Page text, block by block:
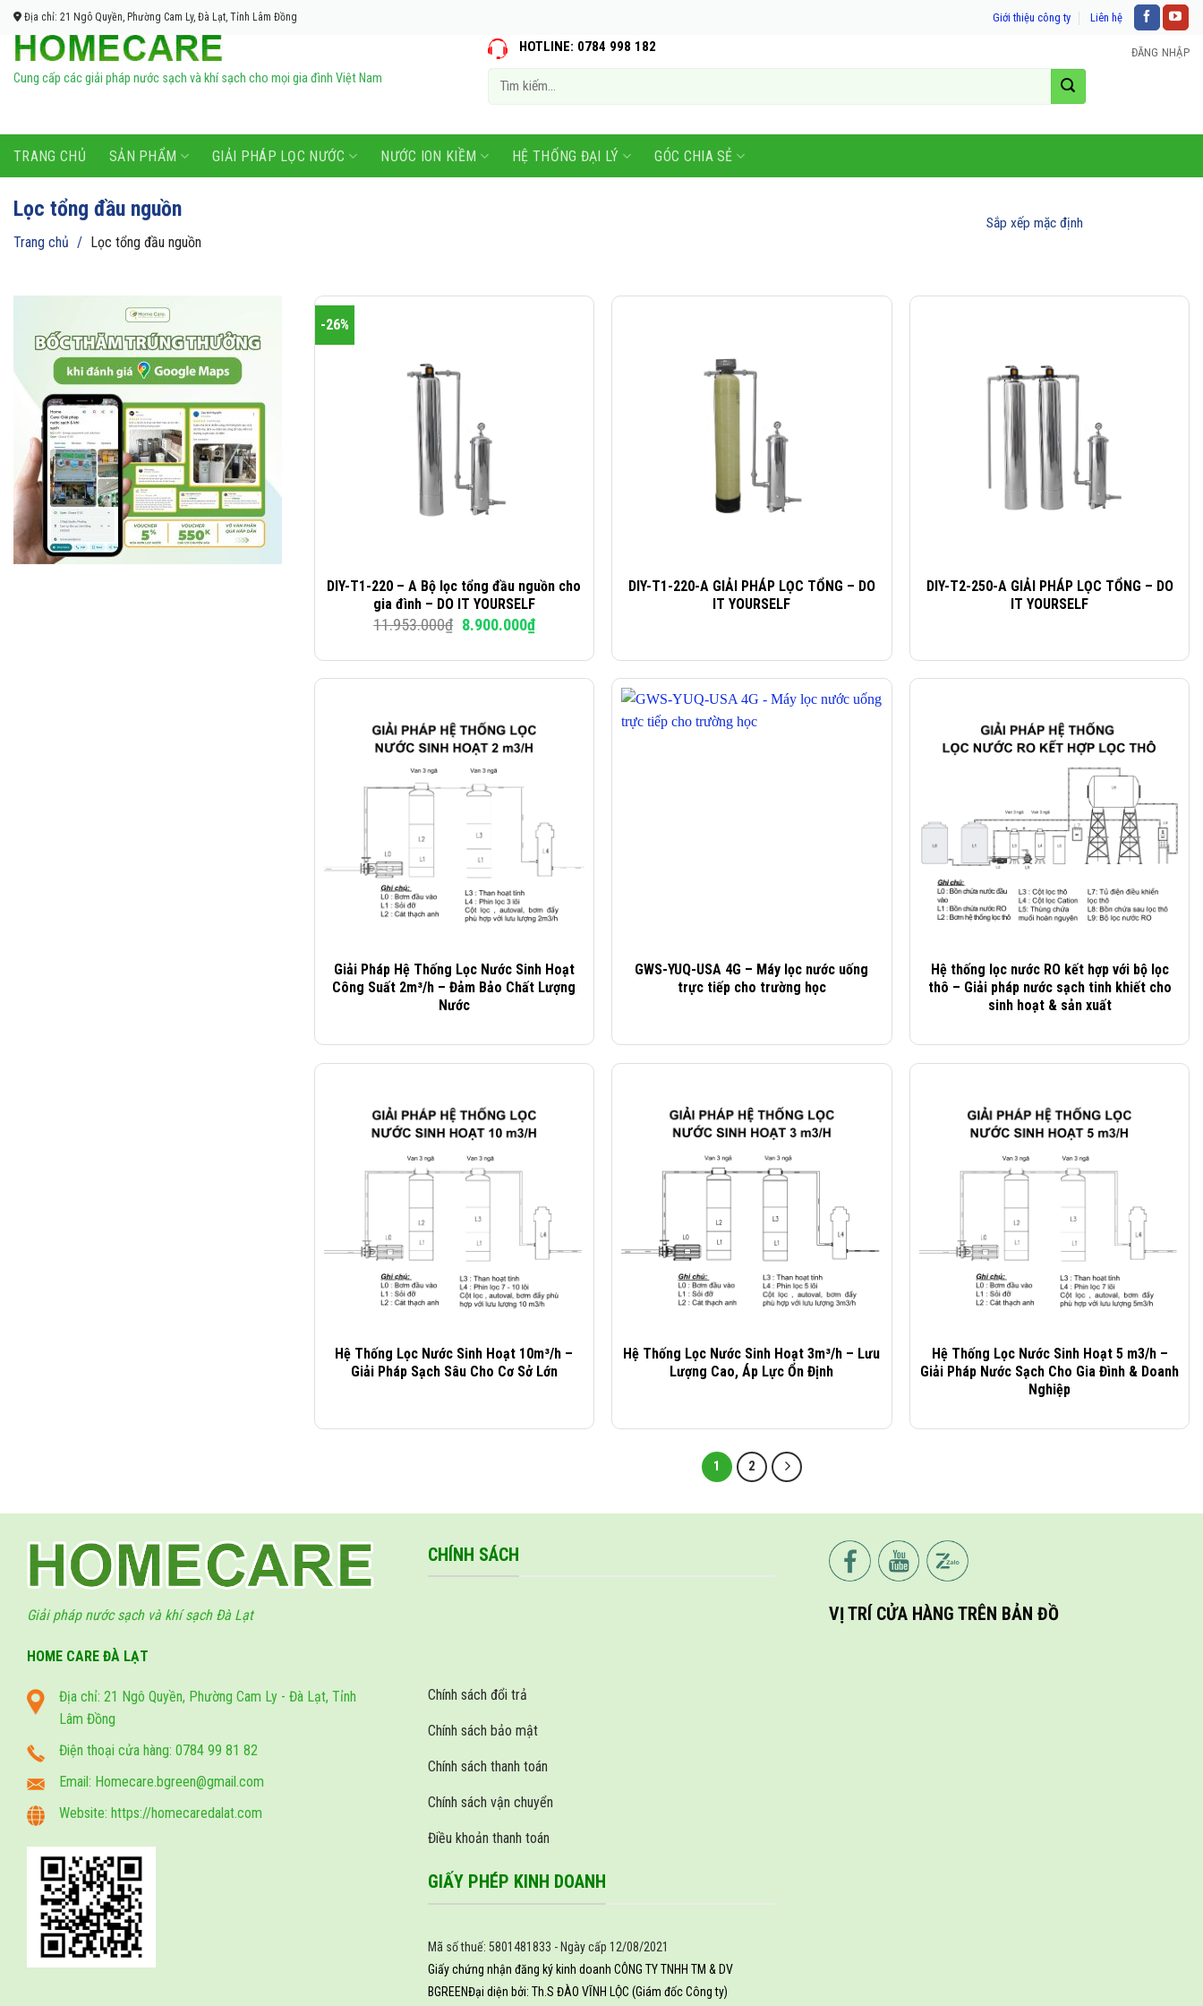
Bỏ
qua
dung
Địa chỉ: 21 Ngô Quyền, Phường Cam Ly, Đà Lạt, Tỉnh Lâm Đồng Giới thiệu công ty Liên hệ
Cung cấp các giải pháp nước sạch và khí sạch cho mọi gia đình Việt Nam
HOTLINE: 0784 998 182
Tìm
ĐĂNG NHẬP
TRANG CHỦ SẢN PHẨM GIẢI PHÁP LỌC NƯỚC NƯỚC ION KIỀM HỆ THỐNG ĐẠI LÝ GÓC CHIA SẺ
Lọc tổng đầu nguồn
Trang chủ / Lọc tổng đầu nguồn
-26%
DIY-T1-220 – A Bộ lọc tổng đầu nguồn cho
gia đình – DO IT YOURSELF
11.953.000₫ Giá
là:
8.900.000₫Giá
hiện
tại
8.900.000₫.
DIY-T1-220-A GIẢI PHÁP LỌC TỔNG – DO
IT YOURSELF
DIY-T2-250-A GIẢI PHÁP LỌC TỔNG – DO
IT YOURSELF
Giải Pháp Hệ Thống Lọc Nước Sinh Hoạt
Công Suất 2m³/h – Đảm Bảo Chất Lượng
Nước
GWS-YUQ-USA 4G – Máy lọc nước uống
trực tiếp cho trường học
Hệ thống lọc nước RO kết hợp với bộ lọc
thô – Giải pháp nước sạch tinh khiết cho
sinh hoạt & sản xuất
Hệ Thống Lọc Nước Sinh Hoạt 10m³/h –
Giải Pháp Sạch Sâu Cho Cơ Sở Lớn
Hệ Thống Lọc Nước Sinh Hoạt 3m³/h – Lưu
Lượng Cao, Áp Lực Ổn Định
Hệ Thống Lọc Nước Sinh Hoạt 5 m3/h –
Giải Pháp Nước Sạch Cho Gia Đình & Doanh
Nghiệp
1 2
Giải pháp nước sạch và khí sạch Đà Lạt
HOME CARE ĐÀ LẠT
Địa chỉ: 21 Ngô Quyền, Phường Cam Ly - Đà Lạt, Tỉnh
Lâm Đồng
Điện thoại cửa hàng: 0784 99 81 82
Email: Homecare.bgreen@gmail.com
Website: https://homecaredalat.com
CHÍNH SÁCH
Chính sách đổi trả
Chính sách bảo mật
Chính sách thanh toán
Chính sách vận chuyển
Điều khoản thanh toán
GIẤY PHÉP KINH DOANH
Mã số thuế: 5801481833 - Ngày cấp 12/08/2021
Giấy chứng nhận đăng ký kinh doanh CÔNG TY TNHH TM & DV
BGREENĐại diện bởi: Th.S ĐÀO VĨNH LỘC (Giám đốc Công ty)
VỊ TRÍ CỬA HÀNG TRÊN BẢN ĐỒ